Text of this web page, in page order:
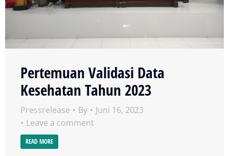
Pertemuan Validasi Data
Kesehatan Tahun 2023
Pressrelease By
Juni 16, 2023
Leave a comment
READ MORE